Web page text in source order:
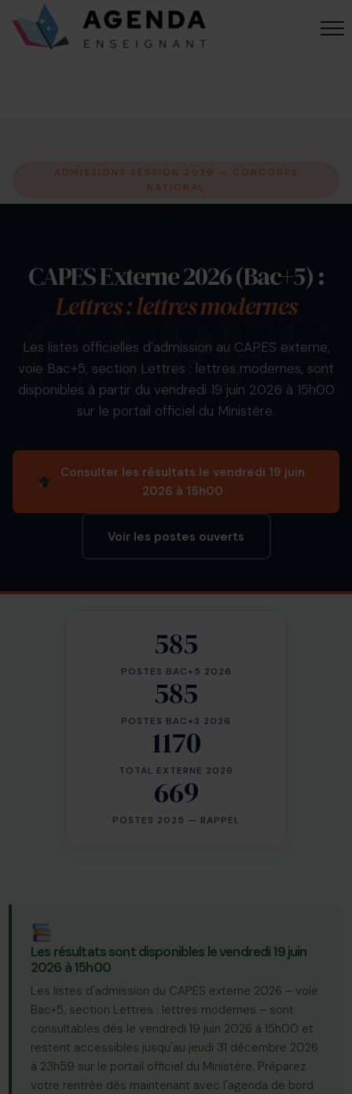
ADMISSIONS SESSION 2026 — CONCOURS
NATIONAL
CAPES Externe 2026 (Bac+5) :
Lettres : lettres modernes
Les listes officielles d'admission au CAPES externe,
voie Bac+5, section Lettres : lettres modernes, sont
disponibles à partir du vendredi 19 juin 2026 à 15h00
sur le portail officiel du Ministère.
Consulter les résultats le vendredi 19 juin
2026 à 15h00
Voir les postes ouverts
585
POSTES BAC+5 2026
585
POSTES BAC+3 2026
1170
TOTAL EXTERNE 2026
669
POSTES 2025 — RAPPEL
Les résultats sont disponibles le vendredi 19 juin
2026 à 15h00
Les listes d'admission du CAPES externe 2026 – voie
Bac+5, section Lettres : lettres modernes – sont
consultables dès le vendredi 19 juin 2026 à 15h00 et
restent accessibles jusqu'au jeudi 31 décembre 2026
à 23h59 sur le portail officiel du Ministère. Préparez
votre rentrée dès maintenant avec l'agenda de bord